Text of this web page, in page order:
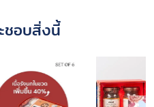
ชอบสิ่งนี้